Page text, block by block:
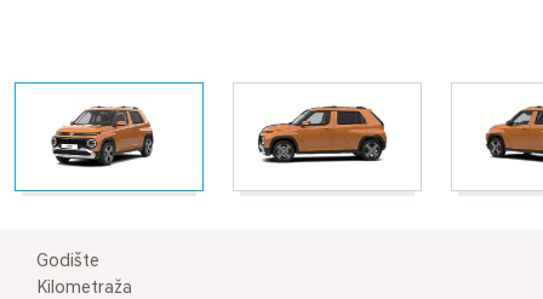
Godište
Kilometraža